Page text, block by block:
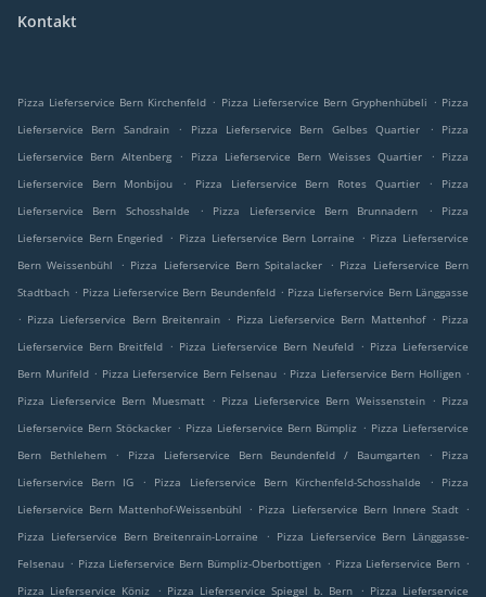
Kontakt
Pizza Lieferservice Bern Kirchenfeld . Pizza Lieferservice Bern Gryphenhübeli . Pizza
Lieferservice Bern Sandrain
. Pizza Lieferservice Bern Gelbes Quartier .
Pizza
Lieferservice Bern Altenberg
. Pizza Lieferservice Bern Weisses Quartier . Pizza
Lieferservice Bern Monbijou
. Pizza Lieferservice Bern Rotes Quartier .
Pizza
Lieferservice Bern Schosshalde
. Pizza Lieferservice Bern Brunnadern .
Pizza
Lieferservice Bern Engeried . Pizza Lieferservice Bern Lorraine . Pizza Lieferservice
Bern Weissenbühl
. Pizza Lieferservice Bern Spitalacker . Pizza Lieferservice Bern
Stadtbach . Pizza Lieferservice Bern Beundenfeld . Pizza Lieferservice Bern Länggasse
. Pizza Lieferservice Bern Breitenrain . Pizza Lieferservice Bern Mattenhof . Pizza
Lieferservice Bern Breitfeld . Pizza Lieferservice Bern Neufeld . Pizza Lieferservice
Bern Murifeld . Pizza Lieferservice Bern Felsenau . Pizza Lieferservice Bern Holligen .
Pizza Lieferservice Bern Muesmatt . Pizza Lieferservice Bern Weissenstein . Pizza
Lieferservice Bern Stöckacker . Pizza Lieferservice Bern Bümpliz . Pizza Lieferservice
Bern Bethlehem
. Pizza Lieferservice Bern Beundenfeld / Baumgarten .
Pizza
Lieferservice Bern IG
. Pizza Lieferservice Bern Kirchenfeld-Schosshalde .
Pizza
Lieferservice Bern Mattenhof-Weissenbühl
. Pizza Lieferservice Bern Innere Stadt .
Pizza Lieferservice Bern Breitenrain-Lorraine
. Pizza Lieferservice Bern Länggasse-
Felsenau . Pizza Lieferservice Bern Bümpliz-Oberbottigen . Pizza Lieferservice Bern .
Pizza Lieferservice Köniz
. Pizza Lieferservice Spiegel b. Bern . Pizza Lieferservice